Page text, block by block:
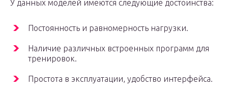
У данных моделей имеются следующие достоинства:
Постоянность и равномерность нагрузки.
Наличие различных встроенных программ для
тренировок.
Простота в эксплуатации, удобство интерфейса.